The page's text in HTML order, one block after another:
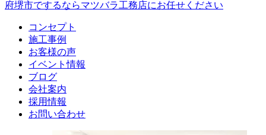
コンセプト
施工事例
お客様の声
イベント情報
ブログ
会社案内
採用情報
お問い合わせ